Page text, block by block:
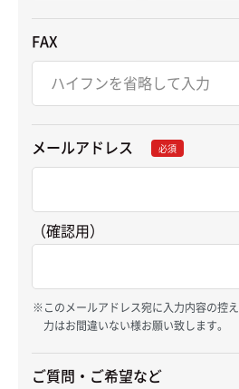
FAX
メールアドレス 必須
（確認用）
このメールアドレス宛に入力内容の控
力はお間違いない様お願い致します。
ご質問・ご希望など